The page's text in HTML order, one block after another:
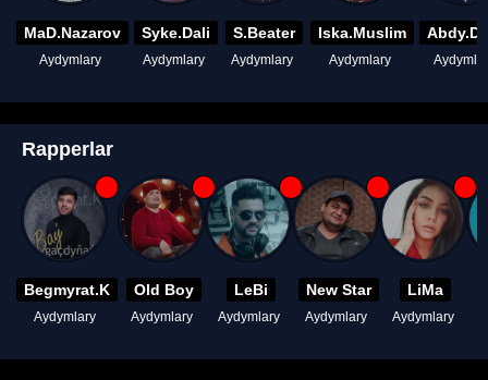
MaD.Nazarov
Aydymlary
Syke.Dali
Aydymlary
S.Beater
Aydymlary
Iska.Muslim
Aydymlary
Rapperlar
Begmyrat.K
Aydymlary
Old Boy
Aydymlary
LeBi
Aydymlary
New Star
Aydymlary
LiMa
Aydymlary